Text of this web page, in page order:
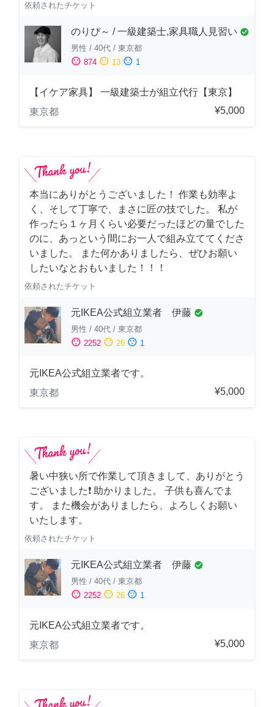
依頼されたチケット
のりぴ～ / 一級建築士,家具職人見習い check_circle
男性 / 40代 / 東京都
sentiment_satisfied 874 sentiment_neutral 13 sentiment_dissatisfied 1
【イケア家具】 一級建築士が組立代行【東京】
東京都
¥5,000
本当にありがとうございました！ 作業も効率よ
く、そして丁寧で、まさに匠の技でした。 私が
作ったら１ヶ月くらい必要だったほどの量でした
のに、あっという間にお一人で組み立ててくださ
いました。 また何かありましたら、ぜひお願い
したいなとおもいました！！！
依頼されたチケット
元IKEA公式組立業者 伊藤 check_circle
男性 / 40代 / 東京都
sentiment_satisfied 2252 sentiment_neutral 26 sentiment_dissatisfied 1
元IKEA公式組立業者です。
東京都
¥5,000
暑い中狭い所で作業して頂きまして、ありがとう
ございました❗️ 助かりました。 子供も喜んでま
す。 また機会がありましたら、よろしくお願い
いたします。
依頼されたチケット
元IKEA公式組立業者 伊藤 check_circle
男性 / 40代 / 東京都
sentiment_satisfied 2252 sentiment_neutral 26 sentiment_dissatisfied 1
元IKEA公式組立業者です。
東京都
¥5,000